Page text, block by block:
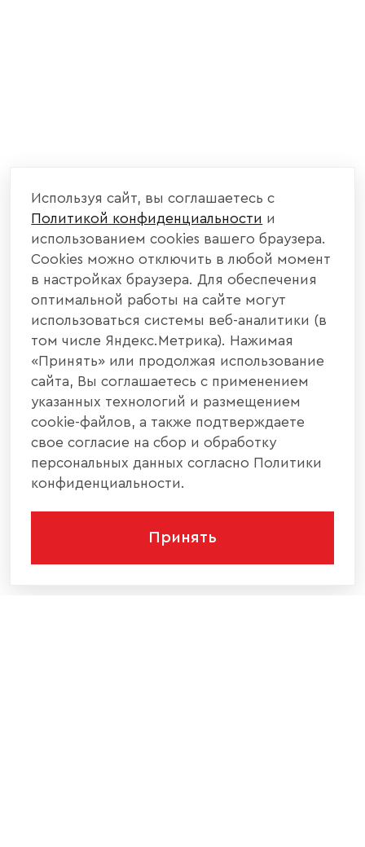
Используя сайт, вы соглашаетесь с
Политикой конфиденциальности и
использованием cookies вашего браузера.
Cookies можно отключить в любой момент
в настройках браузера. Для обеспечения
оптимальной работы на сайте могут
использоваться системы веб-аналитики (в
том числе Яндекс.Метрика). Нажимая
«Принять» или продолжая использование
сайта, Вы соглашаетесь с применением
указанных технологий и размещением
cookie-файлов, а также подтверждаете
свое согласие на сбор и обработку
персональных данных согласно Политики
конфиденциальности.
Принять